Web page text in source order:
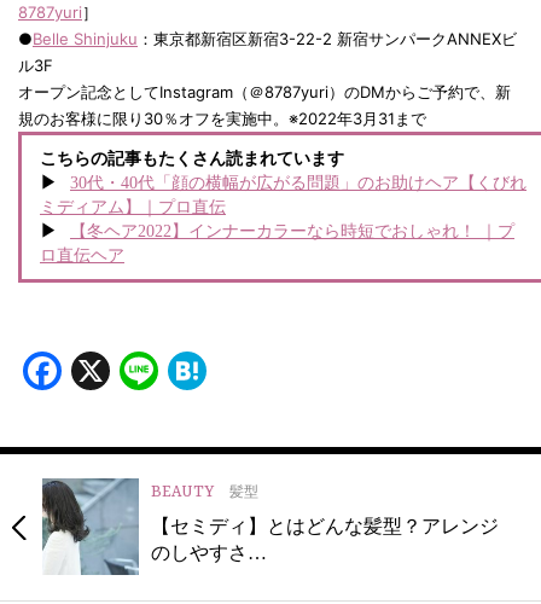
8787yuri］
●Belle Shinjuku ：東京都新宿区新宿3-22-2 新宿サンパークANNEXビ
ル3F
オープン記念としてInstagram（＠8787yuri）のDMからご予約で、新
規のお客様に限り30％オフを実施中。※2022年3月31まで
こちらの記事もたくさん読まれています
30代・40代「顔の横幅が広がる問題」のお助けヘア【くびれ
ミディアム】｜プロ直伝
【冬ヘア2022】インナーカラーなら時短でおしゃれ！ ｜プ
ロ直伝ヘア
Facebook
X Line
BEAUTY 髪型
【セミディ】とはどんな髪型？アレンジ
のしやすさ…